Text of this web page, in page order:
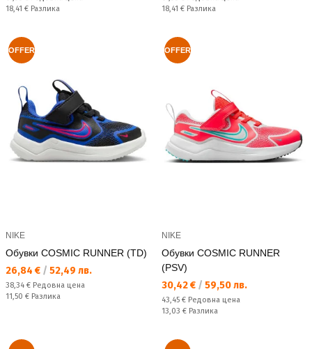
Спестявате:
18,41 € Разлика
Спестявате:
18,41 € Разлика
OFFER
NIKE
Обувки COSMIC RUNNER (TD)
Текуща цена:
26,84 € / 52,49 лв.
Редовна цена:
38,34 € Редовна цена
Спестявате:
11,50 € Разлика
OFFER
NIKE
Обувки COSMIC RUNNER
(PSV)
Текуща цена:
30,42 € / 59,50 лв.
Редовна цена:
43,45 € Редовна цена
Спестявате:
13,03 € Разлика